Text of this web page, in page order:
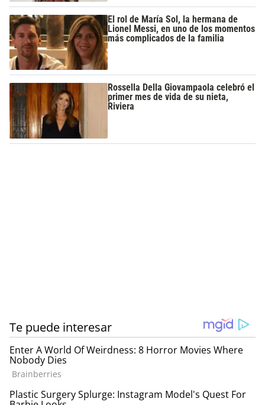
El rol de María Sol, la hermana de
Lionel Messi, en uno de los momentos
más complicados de la familia
Rossella Della Giovampaola celebró el
primer mes de vida de su nieta,
Riviera